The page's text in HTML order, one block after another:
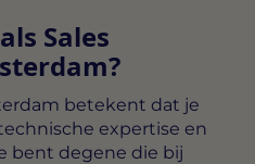
Sales
betekent dat je
expertise en
bent degene die bij